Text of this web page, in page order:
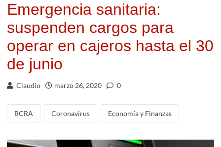
Emergencia sanitaria:
suspenden cargos para
operar en cajeros hasta el 30
de junio
Claudio marzo 26, 2020 0
BCRA Coronavirus Economía y Finanzas